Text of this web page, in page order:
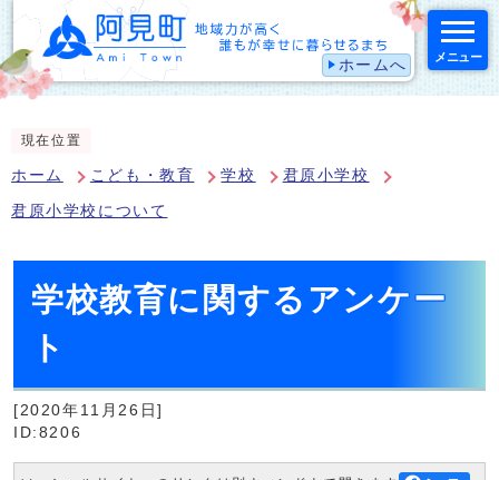
ホームへ メニュー
現在位置
ホーム こども・教育 学校 君原小学校
君原小学校について
学校教育に関するアンケー
ト
[2020年11月26日]
ID:8206